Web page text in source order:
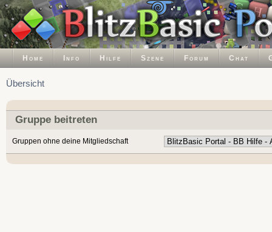
Home Info Hilfe Szene Forum Chat
Übersicht
Gruppe beitreten
Gruppen ohne deine Mitgliedschaft